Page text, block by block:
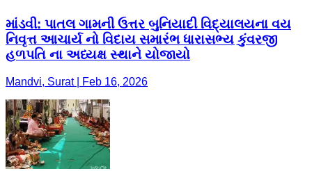
માંડવી: પાતલ ગામની ઉત્તર બુનિયાદી વિદ્યાલયના વય
નિવૃત્ત આચાર્ય નો વિદાય સમારંભ ધારાસભ્ય કુંવરજી
હળપતિ ના અધ્યક્ષ સ્થાને યોજાયો
Mandvi, Surat | Feb 16, 2026